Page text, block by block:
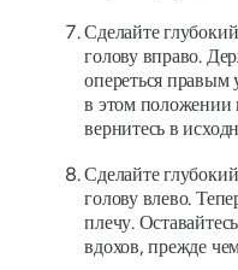
Сделайте
голову вправо.
опереться правым
в этом положении
вернитесь в
Сделайте
голову влево.
плечу.
вдохов, прежде